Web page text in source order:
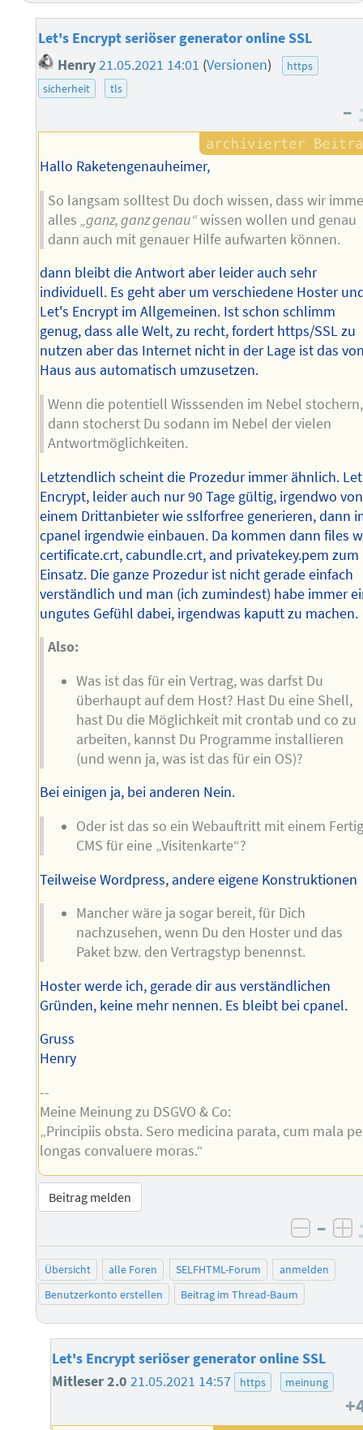
Let's Encrypt seriöser generator online SSL
Henry21.05.2021 14:01 (Versionen)
https
sicherheit
tls
–
Hallo Raketengenauheimer,
So langsam solltest Du doch wissen, dass wir
alles„ganz, ganz genau“wissen wollen und genau
dann auch mit genauer Hilfe aufwarten können.
dann bleibt die Antwort aber leider auch sehr
individuell. Es geht aber um verschiedene Hoster
Let's Encrypt im Allgemeinen. Ist schon schlimm
genug, dass alle Welt, zu recht, fordert https/SSL zu
nutzen aber das Internet nicht in der Lage ist das
Haus aus automatisch umzusetzen.
Wenn die potentiell Wisssenden im Nebel stochern,
dann stocherst Du sodann im Nebel der vielen
Antwortmöglichkeiten.
Letztendlich scheint die Prozedur immer ähnlich.
Encrypt, leider auch nur 90 Tage gültig, irgendwo von
einem Drittanbieter wie sslforfree generieren, dann
cpanel irgendwie einbauen. Da kommen dann files
certificate.crt, cabundle.crt, and privatekey.pem zum
Einsatz. Die ganze Prozedur ist nicht gerade einfach
verständlich und man (ich zumindest) habe immer
ungutes Gefühl dabei, irgendwas kaputt zu machen.
Also:
Was ist das für ein Vertrag, was darfst Du
überhaupt auf dem Host? Hast Du eine Shell,
hast Du die Möglichkeit mit crontab und co zu
arbeiten, kannst Du Programme installieren
(und wenn ja, was ist das für ein OS)?
Bei einigen ja, bei anderen Nein.
Oder ist das so ein Webauftritt mit einem
CMS für eine „Visitenkarte“?
Teilweise Wordpress, andere eigene Konstruktionen
Mancher wäre ja sogar bereit, für Dich
nachzusehen, wenn Du den Hoster und das
Paket bzw. den Vertragstyp benennst.
Hoster werde ich, gerade dir aus verständlichen
Gründen, keine mehr nennen. Es bleibt bei cpanel.
Gruss
Henry
--
Meine Meinung zu DSGVO & Co:
„Principiis obsta. Sero medicina parata, cum mala
longas convaluere moras.“
Beitrag melden
–
Übersicht alle Foren SELFHTML-Forum
anmelden
Benutzerkonto erstellen
Beitrag im Thread-Baum
Let's Encrypt seriöser generator online SSL
Mitleser 2.021.05.2021 14:57 https meinung